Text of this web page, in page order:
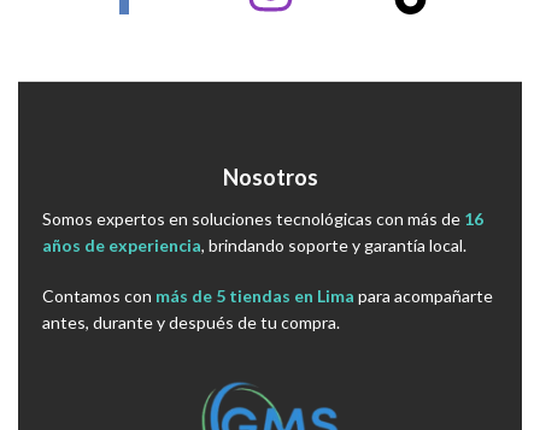
Nosotros
Somos expertos en soluciones tecnológicas con más de 16
años de experiencia, brindando soporte y garantía local.
Contamos con más de 5 tiendas en Lima para acompañarte
antes, durante y después de tu compra.